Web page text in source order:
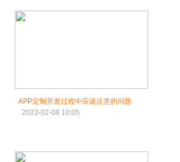
APP定制开发过程中应该注意的问题
2023-02-08 10:05